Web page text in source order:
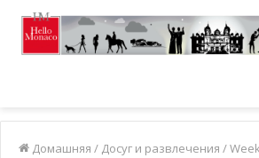
Домашняя / Досуг и развлечения /